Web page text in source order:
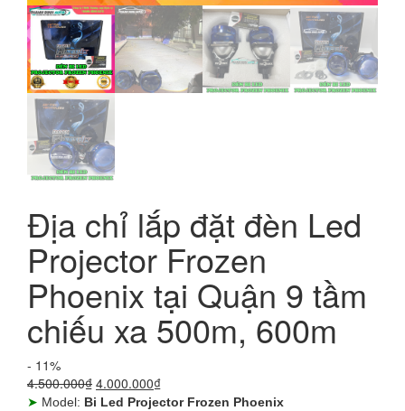
Địa chỉ lắp đặt đèn Led
Projector Frozen
Phoenix tại Quận 9 tầm
chiếu xa 500m, 600m
- 11%
4.500.000₫ Giá
gốc
4.000.000₫Giá
hiện
➤ Model: Bi Led Projector Frozen Phoenix